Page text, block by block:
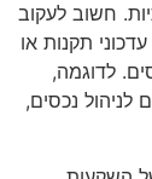
חשוב לעקוב
תקנות או
לדוגמה,
לניהול נכסים,